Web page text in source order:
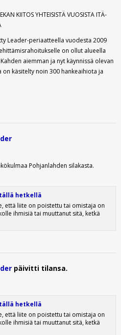
KIITOS YHTEISISTÄ VUOSISTA ITÄ-
Leader-periaatteella vuodesta 2009
on ollut alueella
aiemman ja nyt käynnissä olevan
käsitelty noin 300 hankeaihiota ja
Pohjanlahden silakasta.
hetkellä
että liite on poistettu tai omistaja on
ihmisiä tai muuttanut sitä, ketkä
päivitti tilansa.
hetkellä
että liite on poistettu tai omistaja on
ihmisiä tai muuttanut sitä, ketkä